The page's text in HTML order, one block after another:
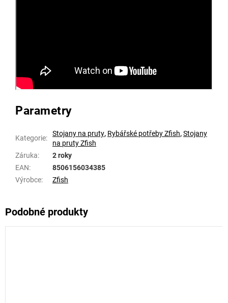
Parametry
Kategorie:
Stojany na pruty, Rybářské potřeby Zfish,Stojany
na pruty Zfish
Záruka:
2 roky
EAN:
8506156034385
Výrobce: Zfish
Podobné produkty